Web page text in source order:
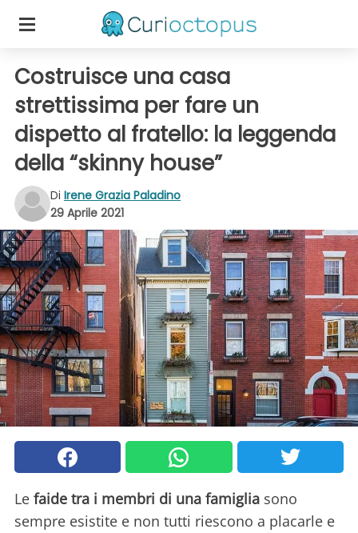
Costruisce una casa
strettissima per fare un
dispetto al fratello: la leggenda
della “skinny house”
Di Irene Grazia Paladino
29 Aprile 2021
Le faide tra i membri di una famiglia sono
sempre esistite e non tutti riescono a placarle e